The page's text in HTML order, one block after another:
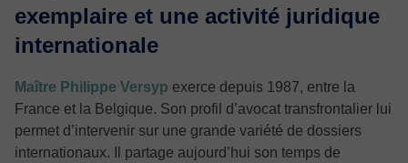
exemplaire et une activité juridique
internationale
Maître Philippe Versyp exerce depuis 1987, entre la
France et la Belgique. Son profil d’avocat transfrontalier lui
permet d’intervenir sur une grande variété de dossiers
internationaux. Il partage aujourd’hui son temps de